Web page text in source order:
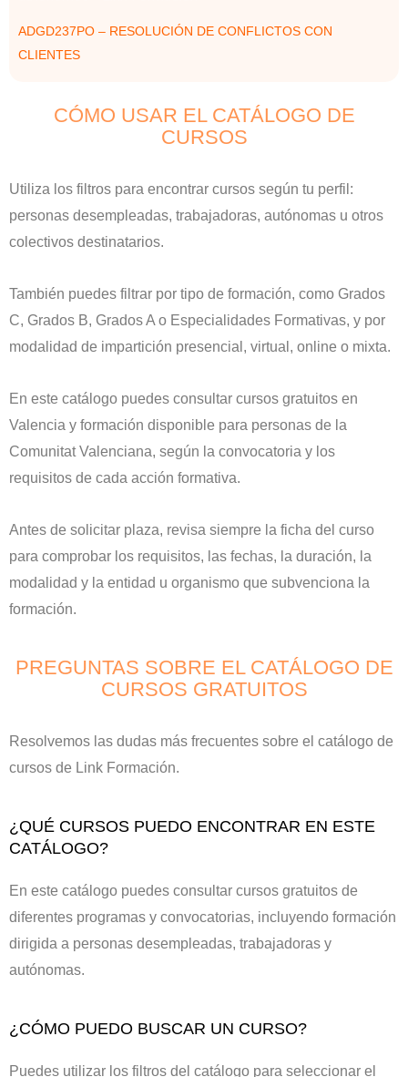
ADGD237PO – RESOLUCIÓN DE CONFLICTOS CON
CLIENTES
CÓMO USAR EL CATÁLOGO DE
CURSOS
Utiliza los filtros para encontrar cursos según tu perfil:
personas desempleadas, trabajadoras, autónomas u otros
colectivos destinatarios.
También puedes filtrar por tipo de formación, como Grados
C, Grados B, Grados A o Especialidades Formativas, y por
modalidad de impartición presencial, virtual, online o mixta.
En este catálogo puedes consultar cursos gratuitos en
Valencia y formación disponible para personas de la
Comunitat Valenciana, según la convocatoria y los
requisitos de cada acción formativa.
Antes de solicitar plaza, revisa siempre la ficha del curso
para comprobar los requisitos, las fechas, la duración, la
modalidad y la entidad u organismo que subvenciona la
formación.
PREGUNTAS SOBRE EL CATÁLOGO DE
CURSOS GRATUITOS
Resolvemos las dudas más frecuentes sobre el catálogo de
cursos de Link Formación.
¿QUÉ CURSOS PUEDO ENCONTRAR EN ESTE
CATÁLOGO?
En este catálogo puedes consultar cursos gratuitos de
diferentes programas y convocatorias, incluyendo formación
dirigida a personas desempleadas, trabajadoras y
autónomas.
¿CÓMO PUEDO BUSCAR UN CURSO?
Puedes utilizar los filtros del catálogo para seleccionar el